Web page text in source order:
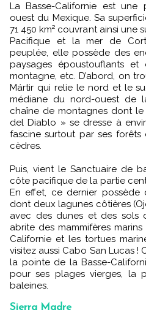
La Basse-Californie est une péninsule située au nord-
ouest du Mexique. Sa
71 450 km² couvrant ainsi une
Pacifique et la mer de
peuplée, elle possède des
paysages époustouflants et
montagne, etc. D’abord, on
Mártir qui relie le nord et le
médiane du nord-ouest de
chaîne de montagnes dont
del Diablo » se dresse à
fascine surtout par ses forêts
cèdres.
Puis, vient le Sanctuaire de
côte pacifique de la partie
En effet, ce dernier possède
dont deux lagunes côtières
avec des dunes et des sols
abrite des mammifères
Californie et les tortues
visitez aussi Cabo San Lucas !
la pointe de la Basse-
pour ses plages vierges, la
baleines.
Sierra Madre